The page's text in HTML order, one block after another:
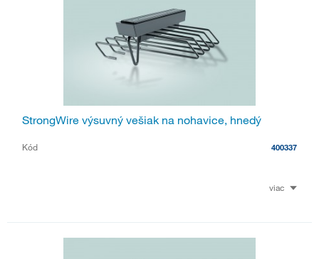
StrongWire výsuvný vešiak na nohavice, hnedý
Kód 400337
viac